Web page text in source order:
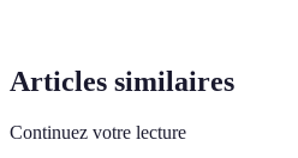
Articles similaires
Continuez votre lecture